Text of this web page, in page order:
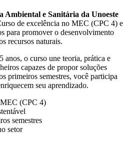
Ambiental e Sanitária da Unoeste
de excelência no MEC (CPC 4) e
para promover o desenvolvimento
recursos naturais.
anos, o curso une teoria, prática e
capazes de propor soluções
primeiros semestres, você participa
seu aprendizado.
(CPC 4)
semestres
setor